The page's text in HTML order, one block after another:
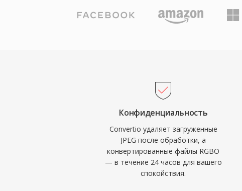
Конфиденциальность
Convertio удаляет загруженные
JPEG после обработки, а
конвертированные файлы RGBO
— в течение 24 часов для вашего
спокойствия.